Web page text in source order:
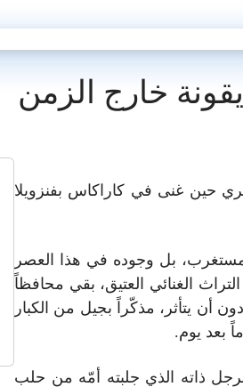
خارج الزمن
حين غنى في كاراكاس بفنزويلا
بل وجوده في هذا العصر
الغنائي العتيق، بقي محافظاً
أن يتأثر، مذكّراً بجيل من الكبار
بعد يوم.
ذاته الذي جلبته أمّه من حلب